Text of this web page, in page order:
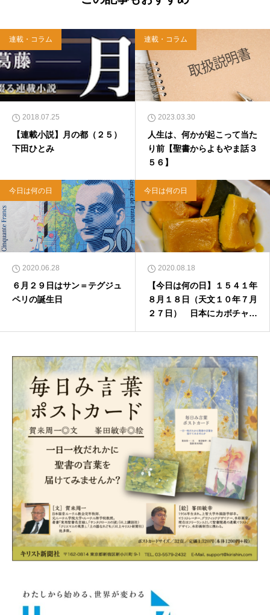
連載・コラム
2018.07.25
【連載小説】月の都（２５）
下田ひとみ
連載・コラム
2023.03.30
人生は、何かが起こって当た
り前【聖書からよもやま話３
５６】
今日は何の日
2020.06.28
６月２９日はサン＝テグジュ
ペリの誕生日
今日は何の日
2020.08.18
【今日は何の日】１５４１年
８月１８日（天文１０年７月
２７日） 日本にカボチャ伝